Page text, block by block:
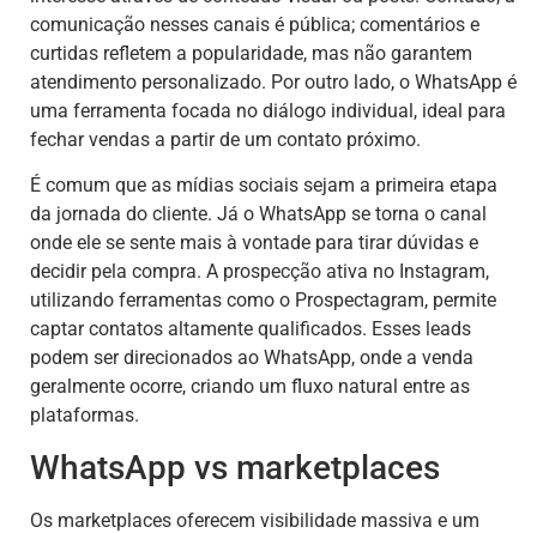
comunicação nesses canais é pública; comentários e
curtidas refletem a popularidade, mas não garantem
atendimento personalizado. Por outro lado, o WhatsApp é
uma ferramenta focada no diálogo individual, ideal para
fechar vendas a partir de um contato próximo.
É comum que as mídias sociais sejam a primeira etapa
da jornada do cliente. Já o WhatsApp se torna o canal
onde ele se sente mais à vontade para tirar dúvidas e
decidir pela compra. A prospecção ativa no Instagram,
utilizando ferramentas como o Prospectagram, permite
captar contatos altamente qualificados. Esses leads
podem ser direcionados ao WhatsApp, onde a venda
geralmente ocorre, criando um fluxo natural entre as
plataformas.
WhatsApp vs marketplaces
Os marketplaces oferecem visibilidade massiva e um